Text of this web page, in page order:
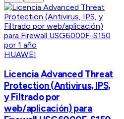
HUAWEI
Licencia Advanced Threat
Protection (Antivirus, IPS,
y Filtrado por
web/aplicación) para